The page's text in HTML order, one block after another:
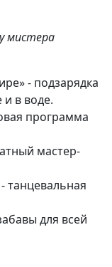
мистера
- подзарядка
в воде.
программа
мастер-
танцевальная
для всей